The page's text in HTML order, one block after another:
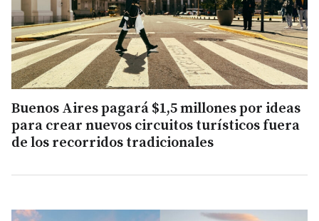
Buenos Aires pagará $1,5 millones por ideas
para crear nuevos circuitos turísticos fuera
de los recorridos tradicionales